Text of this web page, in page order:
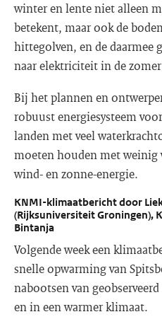
winter en lente niet alleen
betekent, maar ook de
hittegolven, en de daarmee
naar elektriciteit in de
Bij het plannen en
robuust energiesysteem
landen met veel
moeten houden met weinig
wind- en zonne-energie.
KNMI-klimaatbericht door
(Rijksuniversiteit Groningen),
Bintanja
Volgende week een
snelle opwarming van
nabootsen van
en in een warmer klimaat.